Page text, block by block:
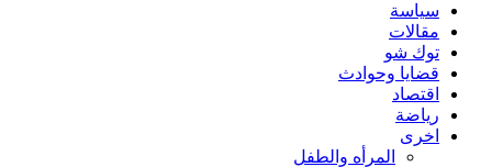
سياسة
مقالات
توك شو
قضايا وحوادث
اقتصاد
رياضة
اخرى
المرأه والطفل